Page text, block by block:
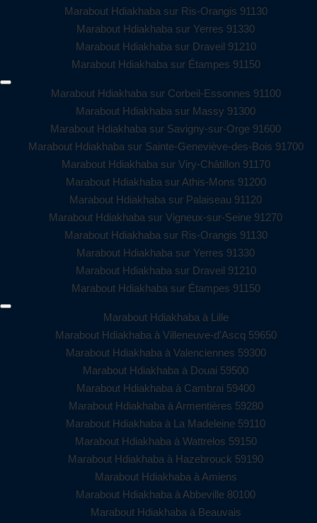
Marabout Hdiakhaba sur Ris-Orangis 91130
Marabout Hdiakhaba sur Yerres 91330
Marabout Hdiakhaba sur Draveil 91210
Marabout Hdiakhaba sur Étampes 91150
Marabout Hdiakhaba sur Corbeil-Essonnes 91100
Marabout Hdiakhaba sur Massy 91300
Marabout Hdiakhaba sur Savigny-sur-Orge 91600
Marabout Hdiakhaba sur Sainte-Geneviève-des-Bois 91700
Marabout Hdiakhaba sur Viry-Châtillon 91170
Marabout Hdiakhaba sur Athis-Mons 91200
Marabout Hdiakhaba sur Palaiseau 91120
Marabout Hdiakhaba sur Vigneux-sur-Seine 91270
Marabout Hdiakhaba sur Ris-Orangis 91130
Marabout Hdiakhaba sur Yerres 91330
Marabout Hdiakhaba sur Draveil 91210
Marabout Hdiakhaba sur Étampes 91150
Marabout Hdiakhaba à Lille
Marabout Hdiakhaba à Villeneuve-d'Ascq 59650
Marabout Hdiakhaba à Valenciennes 59300
Marabout Hdiakhaba à Douai 59500
Marabout Hdiakhaba à Cambrai 59400
Marabout Hdiakhaba à Armentières 59280
Marabout Hdiakhaba à La Madeleine 59110
Marabout Hdiakhaba à Wattrelos 59150
Marabout Hdiakhaba à Hazebrouck 59190
Marabout Hdiakhaba à Amiens
Marabout Hdiakhaba à Abbeville 80100
Marabout Hdiakhaba à Beauvais